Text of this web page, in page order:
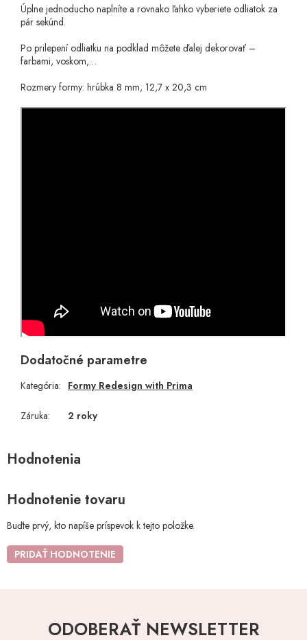
Úplne jednoducho naplníte a rovnako ľahko vyberiete odliatok za
pár sekúnd.
Po prilepení odliatku na podklad môžete ďalej dekorovať –
farbami, voskom,…
Rozmery formy: hrúbka 8 mm, 12,7 x 20,3 cm
Dodatočné parametre
Kategória: Formy Redesign with Prima
Záruka: 2 roky
Hodnotenie tovaru
Buďte prvý, kto napíše príspevok k tejto položke.
PRIDAŤ HODNOTENIE
ODOBERAŤ NEWSLETTER